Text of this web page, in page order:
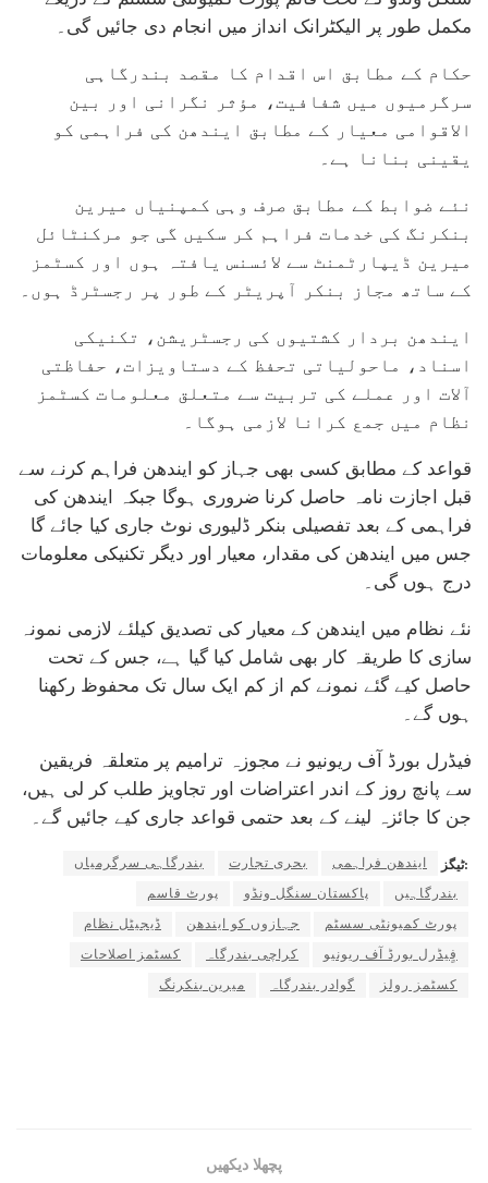
مکمل طور پر الیکٹرانک انداز میں انجام دی جائیں گی۔
حکام کے مطابق اس اقدام کا مقصد بندرگاہی
سرگرمیوں میں شفافیت، مؤثر نگرانی اور بین
الاقوامی معیار کے مطابق ایندھن کی فراہمی کو
یقینی بنانا ہے۔
نئے ضوابط کے مطابق صرف وہی کمپنیاں میرین
بنکرنگ کی خدمات فراہم کر سکیں گی جو مرکنٹائل
میرین ڈیپارٹمنٹ سے لائسنس یافتہ ہوں اور کسٹمز
کے ساتھ مجاز بنکر آپریٹر کے طور پر رجسٹرڈ ہوں۔
ایندھن بردار کشتیوں کی رجسٹریشن، تکنیکی
اسناد، ماحولیاتی تحفظ کے دستاویزات، حفاظتی
آلات اور عملے کی تربیت سے متعلق معلومات کسٹمز
نظام میں جمع کرانا لازمی ہوگا۔
قواعد کے مطابق کسی بھی جہاز کو ایندھن فراہم کرنے سے
قبل اجازت نامہ حاصل کرنا ضروری ہوگا جبکہ ایندھن کی
فراہمی کے بعد تفصیلی بنکر ڈلیوری نوٹ جاری کیا جائے گا
جس میں ایندھن کی مقدار، معیار اور دیگر تکنیکی معلومات
درج ہوں گی۔
نئے نظام میں ایندھن کے معیار کی تصدیق کیلئے لازمی نمونہ
سازی کا طریقہ کار بھی شامل کیا گیا ہے، جس کے تحت
حاصل کیے گئے نمونے کم از کم ایک سال تک محفوظ رکھنا
ہوں گے۔
فیڈرل بورڈ آف ریونیو نے مجوزہ ترامیم پر متعلقہ فریقین
سے پانچ روز کے اندر اعتراضات اور تجاویز طلب کر لی ہیں،
جن کا جائزہ لینے کے بعد حتمی قواعد جاری کیے جائیں گے۔
ٹیگز: ایندھن فراہمی بحری تجارت
بندرگاہی سرگرمیاں
بندرگاہیں
پاکستان سنگل ونڈو
پورٹ قاسم
پورٹ کمیونٹی سسٹم
جہازوں کو ایندھن
ڈیجیٹل نظام
فٍیڈرل بورڈ آف ریونیو
کراچی بندرگاہ
کسٹمز اصلاحات
کسٹمز رولز
گوادر بندرگاہ میرین بنکرنگ
پچھلا دیکھیں